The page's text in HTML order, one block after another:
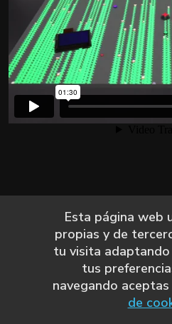
Esta página web
propias y de
tu visita
tus
navegando
de